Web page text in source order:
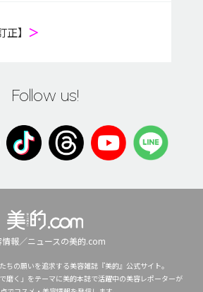
正】 ＞
Follow us!
報／ニュースの美的.com
ちの願いを追求する美容雑誌『美的』公式サイト。
磨く」をテーマに美的本誌で活躍中の美容レポーターが